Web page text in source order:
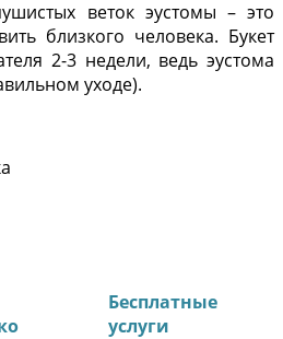
веток эустомы – это
близкого человека. Букет
2-3 недели, ведь эустома
уходе).
Бесплатные
услуги